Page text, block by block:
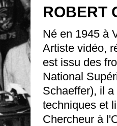
ROBERT
Né en 1945 à
Artiste vidéo,
est issu des
National
Schaeffer), il
techniques et
Chercheur à